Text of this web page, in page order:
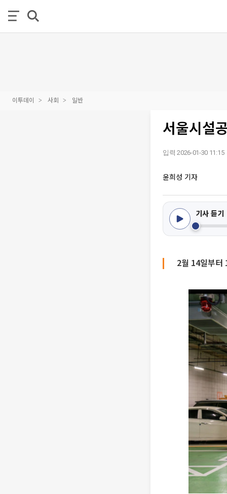
이투데이 사회 일반
서울시설
입력 2026-01-30 11:15
윤희성 기자
기사 듣기
2월 14일부터